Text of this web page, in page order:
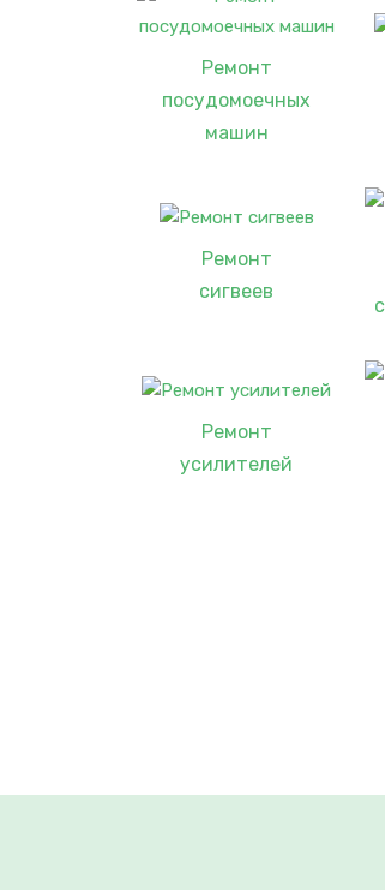
Ремонт
посудомоечных
машин
Ремонт
сигвеев
Ремонт
усилителей